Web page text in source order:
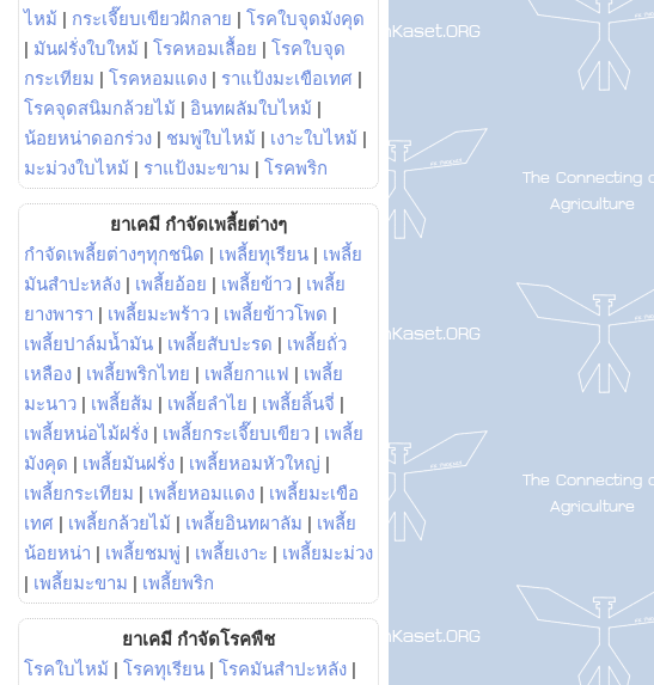
ไหม้ | กระเจี๊ยบเขียวฝักลาย | โรคใบจุดมังคุด
| มันฝรั่งใบใหม้ | โรคหอมเลื้อย | โรคใบจุด
กระเทียม | โรคหอมแดง | ราแป้งมะเขือเทศ |
โรคจุดสนิมกล้วยไม้ | อินทผลัมใบไหม้ |
น้อยหน่าดอกร่วง | ชมพู่ใบไหม้ | เงาะใบไหม้ |
มะม่วงใบไหม้ | ราแป้งมะขาม | โรคพริก
ยาเคมี กำจัดเพลี้ยต่างๆ
กำจัดเพลี้ยต่างๆทุกชนิด | เพลี้ยทุเรียน | เพลี้ย
มันสำปะหลัง | เพลี้ยอ้อย | เพลี้ยข้าว | เพลี้ย
ยางพารา | เพลี้ยมะพร้าว | เพลี้ยข้าวโพด |
เพลี้ยปาล์มน้ำมัน | เพลี้ยสับปะรด | เพลี้ยถั่ว
เหลือง | เพลี้ยพริกไทย | เพลี้ยกาแฟ | เพลี้ย
มะนาว | เพลี้ยส้ม | เพลี้ยลำไย | เพลี้ยลิ้นจี่ |
เพลี้ยหน่อไม้ฝรั่ง | เพลี้ยกระเจี๊ยบเขียว | เพลี้ย
มังคุด | เพลี้ยมันฝรั่ง | เพลี้ยหอมหัวใหญ่ |
เพลี้ยกระเทียม | เพลี้ยหอมแดง | เพลี้ยมะเขือ
เทศ | เพลี้ยกล้วยไม้ | เพลี้ยอินทผาลัม | เพลี้ย
น้อยหน่า | เพลี้ยชมพู่ | เพลี้ยเงาะ | เพลี้ยมะม่วง
| เพลี้ยมะขาม | เพลี้ยพริก
ยาเคมี กำจัดโรคพืช
โรคใบไหม้ | โรคทุเรียน | โรคมันสำปะหลัง |